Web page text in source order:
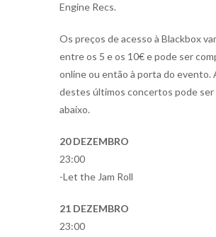
Engine Recs.
Os preços de acesso à Blackbox
entre os 5 e os 10€ e pode ser
online ou então à porta do evento.
destes últimos concertos pode ser
abaixo.
20 DEZEMBRO
23:00
-Let the Jam Roll
21 DEZEMBRO
23:00